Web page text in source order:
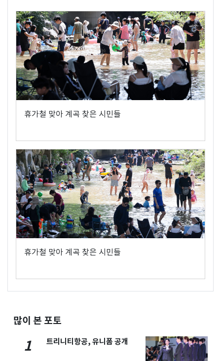
휴가철 맞아 계곡 찾은 시민들
휴가철 맞아 계곡 찾은 시민들
많이 본 포토
1 트리니티항공, 유니폼 공개